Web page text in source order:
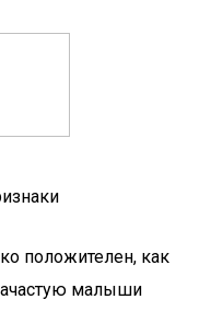
положителен, как
малыши